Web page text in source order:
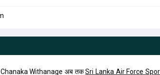
Withanage अब तकSri Lanka Air Force